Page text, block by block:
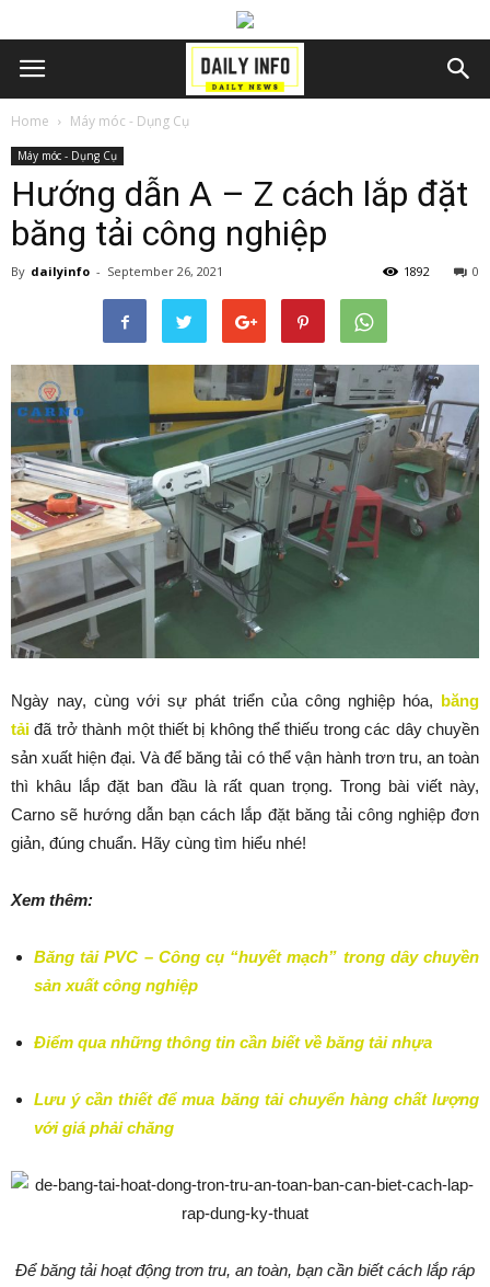
Home Máy móc - Dụng Cụ
Máy móc - Dụng Cụ
Hướng dẫn A – Z cách lắp đặt
băng tải công nghiệp
By dailyinfo - September 26, 2021 0
1892
Ngày nay, cùng với sự phát triển của công nghiệp hóa, băng
tải đã trở thành một thiết bị không thể thiếu trong các dây chuyền
sản xuất hiện đại. Và để băng tải có thể vận hành trơn tru, an toàn
thì khâu lắp đặt ban đầu là rất quan trọng. Trong bài viết này,
Carno sẽ hướng dẫn bạn cách lắp đặt băng tải công nghiệp đơn
giản, đúng chuẩn. Hãy cùng tìm hiểu nhé!
Xem thêm:
Băng tải PVC – Công cụ “huyết mạch” trong dây chuyền
sản xuất công nghiệp
Điểm qua những thông tin cần biết về băng tải nhựa
Lưu ý cần thiết để mua băng tải chuyển hàng chất lượng
với giá phải chăng
Để băng tải hoạt động trơn tru, an toàn, bạn cần biết cách lắp ráp